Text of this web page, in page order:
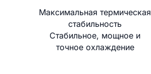
Максимальная термическая
стабильность
Стабильное, мощное и
точное охлаждение